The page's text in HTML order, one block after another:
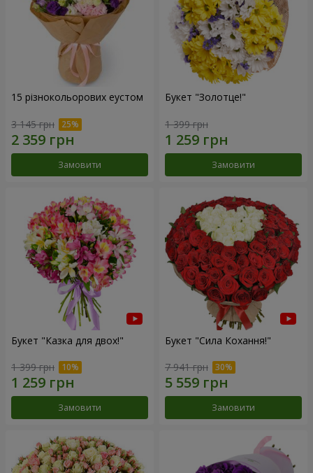
15 різнокольорових еустом
3 145 грн
Замовити
Букет "Золотце!"
1 399 грн
Замовити
Букет "Казка для двох!"
1 399 грн
Замовити
Букет "Сила Кохання!"
7 941 грн
Замовити